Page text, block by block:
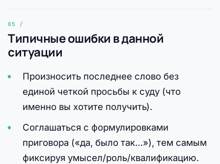
Типичные ошибки в данной
ситуации
Произносить последнее слово без
единой четкой просьбы к суду (что
именно вы хотите получить).
Соглашаться с формулировками
приговора («да, было так…»), тем самым
фиксируя умысел/роль/квалификацию.